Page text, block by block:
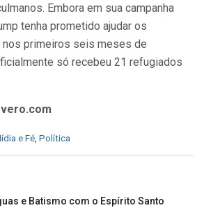
Embora em sua campanha
tenha prometido ajudar os
primeiros seis meses de
só recebeu 21 refugiados
e Fé, Política
e Batismo com o Espírito Santo